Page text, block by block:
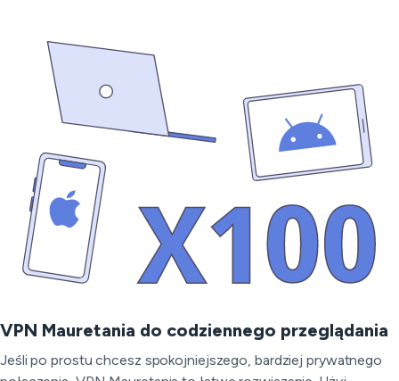
VPN Mauretania do codziennego przeglądania
Jeśli po prostu chcesz spokojniejszego, bardziej prywatnego